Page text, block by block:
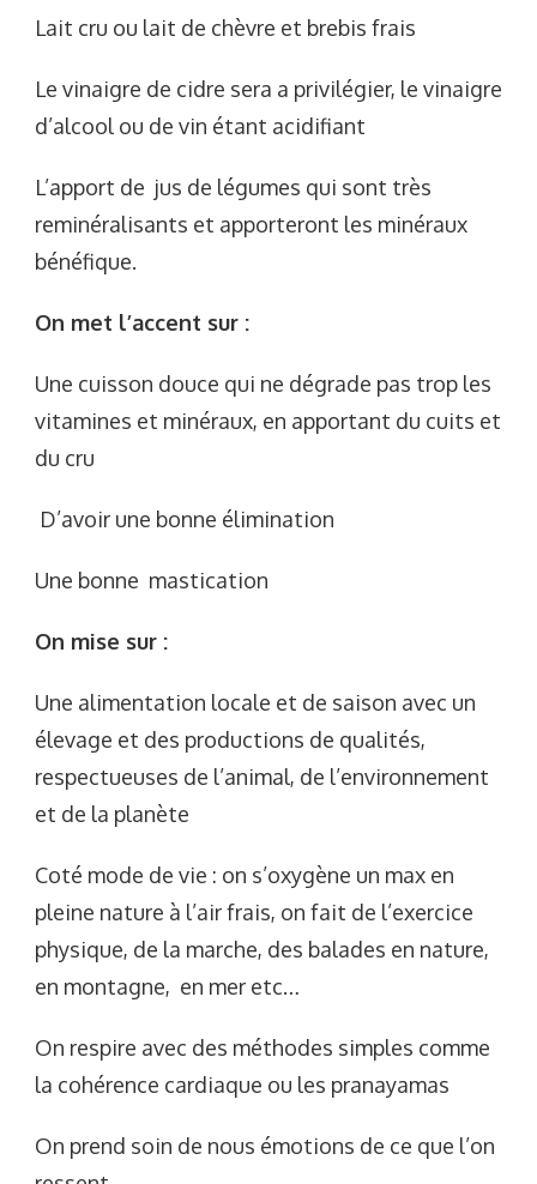
Lait cru ou lait de chèvre et brebis frais
Le vinaigre de cidre sera a privilégier, le vinaigre
d’alcool ou de vin étant acidifiant
L’apport de jus de légumes qui sont très
reminéralisants et apporteront les minéraux
bénéfique.
On met l’accent sur :
Une cuisson douce qui ne dégrade pas trop les
vitamines et minéraux, en apportant du cuits et
du cru
D’avoir une bonne élimination
Une bonne mastication
On mise sur :
Une alimentation locale et de saison avec un
élevage et des productions de qualités,
respectueuses de l’animal, de l’environnement
et de la planète
Coté mode de vie : on s’oxygène un max en
pleine nature à l’air frais, on fait de l’exercice
physique, de la marche, des balades en nature,
en montagne, en mer etc…
On respire avec des méthodes simples comme
la cohérence cardiaque ou les pranayamas
On prend soin de nous émotions de ce que l’on